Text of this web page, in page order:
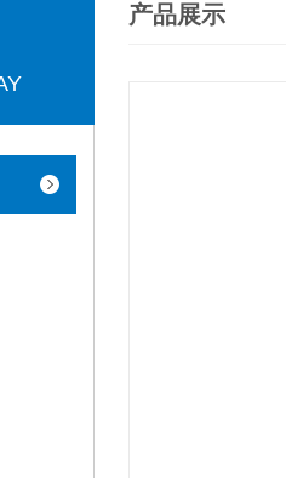
产品展示